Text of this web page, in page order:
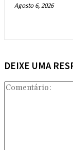
Agosto 6, 2026
DEIXE UMA